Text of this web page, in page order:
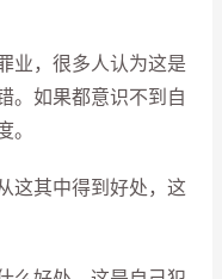
，很多人认为这是
。如果都意识不到自
其中得到好处，这